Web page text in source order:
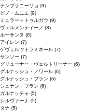
テンプラニーリョ (9)
ピノ・ムニエ (9)
ミュラー＝トゥルガウ (9)
ヴェルメンティーノ (8)
ルーサンヌ (8)
アイレン (7)
ゲヴュルツトラミネール (7)
サンソー (7)
グリューナー・ヴェルトリーナー (6)
グルナッシュ・ノワール (6)
グルナッシュ・ブラン (6)
シュナン・ブラン (6)
ガルナッチャ (5)
シルヴァーナ (5)
タナ (5)